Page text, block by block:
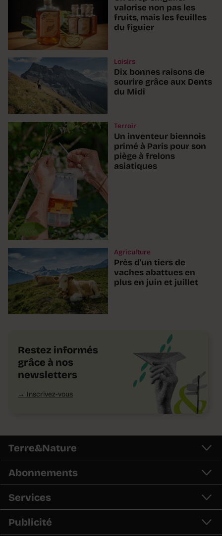
valorise non pas les
fruits, mais les feuilles
du figuier
Loisirs
Dix bonnes raisons de
sourire grâce aux Dents
du Midi
Terroir
Un inventeur biennois
primé à Paris pour son
piège à frelons
asiatiques
Agriculture
Près d'un tiers de
vaches abattues en
plus en juin et juillet
Restez informés
grâce à nos
newsletters
Inscrivez-vous
Terre&Nature
Abonnements
Services
Publicité